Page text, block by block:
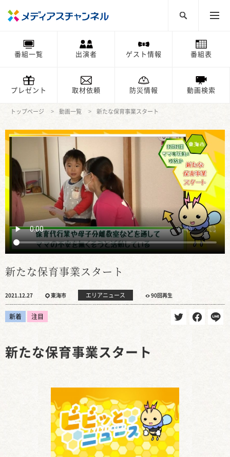
番組一覧 出演者 ゲスト情報 番組表
プレゼント 取材依頼 防災情報 動画検索
トップページ 動画一覧 新たな保育事業スタート
新たな保育事業スタート
2021.12.27 東海市 エリアニュース 90回再生
新着 注目
新たな保育事業スタート